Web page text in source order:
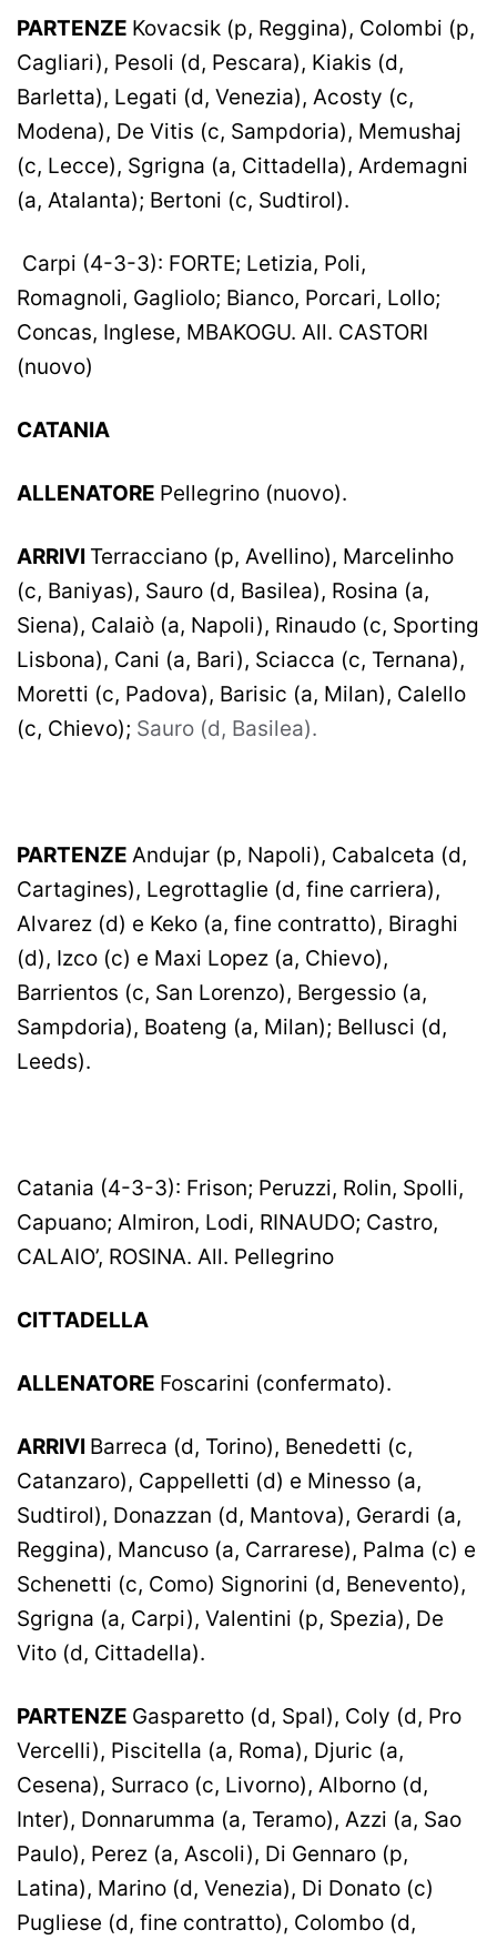
PARTENZE Kovacsik (p, Reggina), Colombi (p,
Cagliari), Pesoli (d, Pescara), Kiakis (d,
Barletta), Legati (d, Venezia), Acosty (c,
Modena), De Vitis (c, Sampdoria), Memushaj
(c, Lecce), Sgrigna (a, Cittadella), Ardemagni
(a, Atalanta); Bertoni (c, Sudtirol).
Carpi (4-3-3): FORTE; Letizia, Poli,
Romagnoli, Gagliolo; Bianco, Porcari, Lollo;
Concas, Inglese, MBAKOGU. All. CASTORI
(nuovo)
CATANIA
ALLENATORE Pellegrino (nuovo).
ARRIVI Terracciano (p, Avellino), Marcelinho
(c, Baniyas), Sauro (d, Basilea), Rosina (a,
Siena), Calaiò (a, Napoli), Rinaudo (c, Sporting
Lisbona), Cani (a, Bari), Sciacca (c, Ternana),
Moretti (c, Padova), Barisic (a, Milan), Calello
(c, Chievo); Sauro (d, Basilea).
PARTENZE Andujar (p, Napoli), Cabalceta (d,
Cartagines), Legrottaglie (d, fine carriera),
Alvarez (d) e Keko (a, fine contratto), Biraghi
(d), Izco (c) e Maxi Lopez (a, Chievo),
Barrientos (c, San Lorenzo), Bergessio (a,
Sampdoria), Boateng (a, Milan); Bellusci (d,
Leeds).
Catania (4-3-3): Frison; Peruzzi, Rolin, Spolli,
Capuano; Almiron, Lodi, RINAUDO; Castro,
CALAIO’, ROSINA. All. Pellegrino
CITTADELLA
ALLENATORE Foscarini (confermato).
ARRIVI Barreca (d, Torino), Benedetti (c,
Catanzaro), Cappelletti (d) e Minesso (a,
Sudtirol), Donazzan (d, Mantova), Gerardi (a,
Reggina), Mancuso (a, Carrarese), Palma (c) e
Schenetti (c, Como) Signorini (d, Benevento),
Sgrigna (a, Carpi), Valentini (p, Spezia), De
Vito (d, Cittadella).
PARTENZE Gasparetto (d, Spal), Coly (d, Pro
Vercelli), Piscitella (a, Roma), Djuric (a,
Cesena), Surraco (c, Livorno), Alborno (d,
Inter), Donnarumma (a, Teramo), Azzi (a, Sao
Paulo), Perez (a, Ascoli), Di Gennaro (p,
Latina), Marino (d, Venezia), Di Donato (c)
Pugliese (d, fine contratto), Colombo (d,